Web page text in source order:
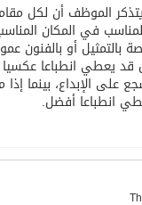
الموظف أن لكل
في المكان
بالتمثيل أو بالفنون
قد يعطي انطباعا
على الإبداع، بينما
انطباعا أفضل.